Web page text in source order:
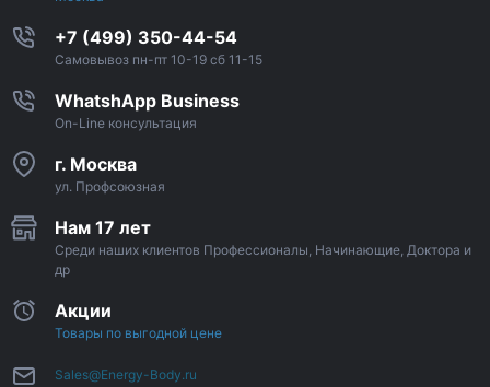
+7 (499) 350-44-54
Самовывоз пн-пт 10-19 сб 11-15
WhatshApp Business
On-Line консультация
г. Москва
ул. Профсоюзная
Нам 17 лет
Среди наших клиентов Профессионалы, Начинающие, Доктора и
др
Акции
Товары по выгодной цене
Sales@Energy-Body.ru